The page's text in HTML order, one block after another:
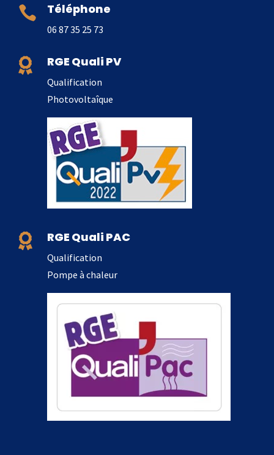
 Téléphone
06 87 35 25 73
 RGE Quali PV
Qualification
Photovoltaîque
 RGE Quali PAC
Qualification
Pompe à chaleur